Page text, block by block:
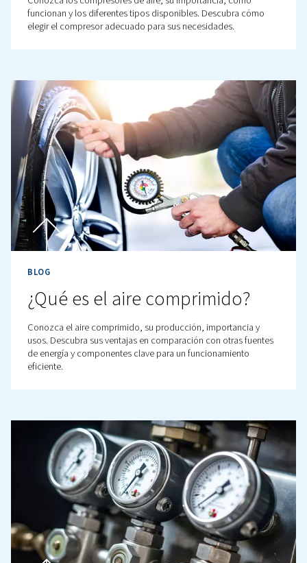
BLOG
de los compresores de aire
comprimido
Descubra cómo funcionan los motores de los
aire comprimdo, cómo mantenerlos y qué hacer
sale mal.
BLOG
¿Qué contiene el aire
comprimido?